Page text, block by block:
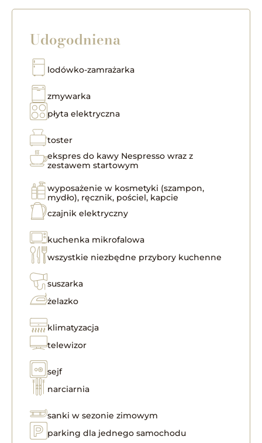
Udogodniena
lodówko-zamrażarka
zmywarka
płyta elektryczna
toster
ekspres do kawy Nespresso wraz z
zestawem startowym
wyposażenie w kosmetyki (szampon,
mydło), ręcznik, pościel, kapcie
czajnik elektryczny
kuchenka mikrofalowa
wszystkie niezbędne przybory kuchenne
suszarka
żelazko
klimatyzacja
telewizor
sejf
narciarnia
sanki w sezonie zimowym
parking dla jednego samochodu